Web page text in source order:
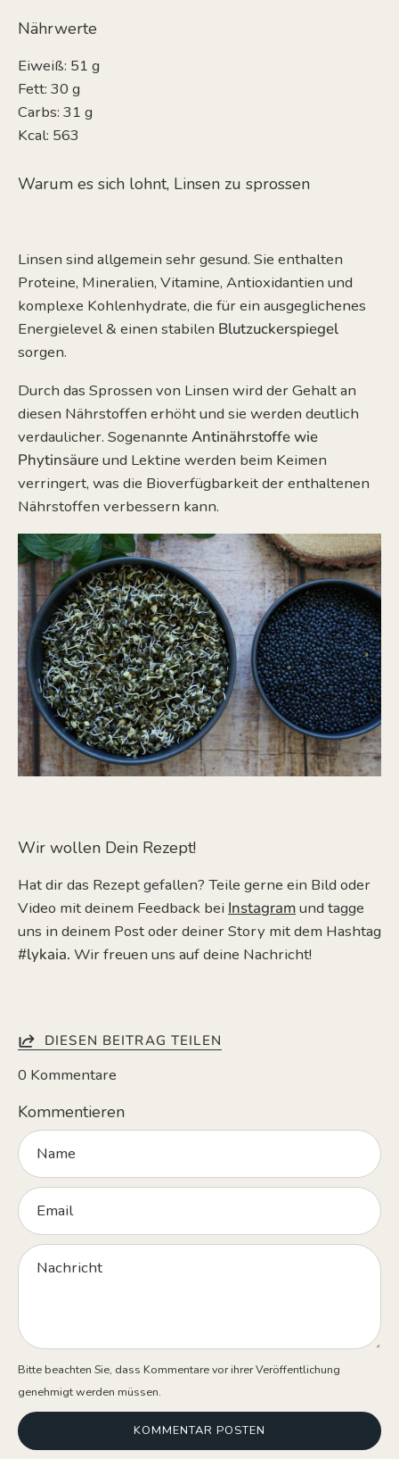
Nährwerte
Eiweiß: 51 g
Fett: 30 g
Carbs: 31 g
Kcal: 563
Warum es sich lohnt, Linsen zu sprossen
Linsen sind allgemein sehr gesund. Sie enthalten
Proteine, Mineralien, Vitamine, Antioxidantien und
komplexe Kohlenhydrate, die für ein ausgeglichenes
Energielevel & einen stabilen Blutzuckerspiegel
sorgen.
Durch das Sprossen von Linsen wird der Gehalt an
diesen Nährstoffen erhöht und sie werden deutlich
verdaulicher. Sogenannte Antinährstoffe wie
Phytinsäureund Lektine werden beim Keimen
verringert, was die Bioverfügbarkeit der enthaltenen
Nährstoffen verbessern kann.
Wir wollen Dein Rezept!
Hat dir das Rezept gefallen? Teile gerne ein Bild oder
Video mit deinem Feedback bei Instagramund tagge
uns in deinem Postoder deiner Story mit dem Hashtag
#lykaia. Wir freuen uns auf deine Nachricht!
DIESEN BEITRAG TEILEN
0 Kommentare
Kommentieren
Name
Email
Nachricht
Bitte beachten Sie, dass Kommentare vor ihrer Veröffentlichung
genehmigt werden müssen.
KOMMENTAR POSTEN